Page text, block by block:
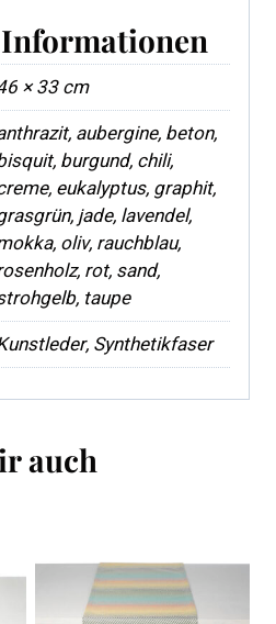
× 33 cm
aubergine, beton,
burgund, chili,
eukalyptus, graphit,
jade, lavendel,
oliv, rauchblau,
rot, sand,
taupe
Synthetikfaser
auch